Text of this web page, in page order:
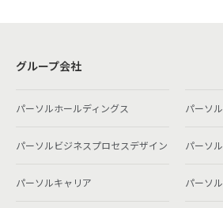
グループ会社
パーソルホールディングス パーソ
パーソルビジネスプロセスデザイン パーソ
パーソルキャリア パーソ